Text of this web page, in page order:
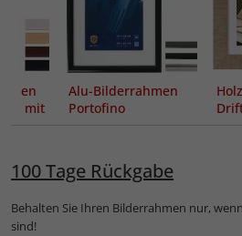
mit
Alu-Bilderrahmen
Portofino
100 Tage Rückgabe
Behalten Sie Ihren Bilderrahmen nur,
sind!